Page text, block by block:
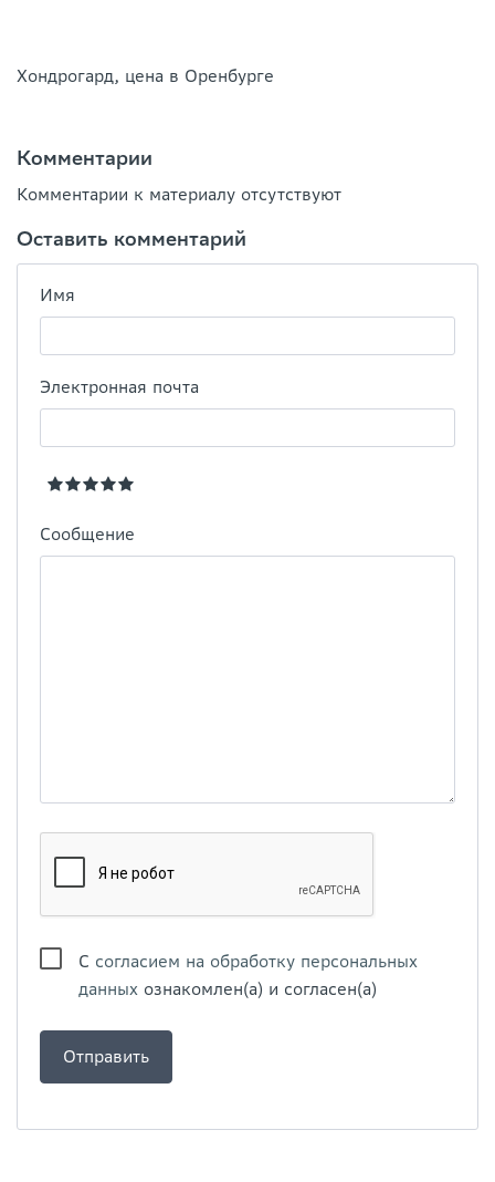
Хондрогард, цена в Оренбурге
Комментарии
Комментарии к материалу отсутствуют
Оставить комментарий
Имя
Электронная почта
Сообщение
С согласием на обработку персональных
данных ознакомлен(а) и согласен(а)